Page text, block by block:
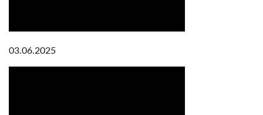
03.06.2025